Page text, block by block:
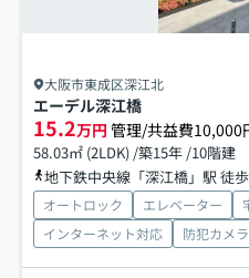
大阪市東成区深江北
エーデル深江橋
15.2万円 管理/共益費10,000
58.03㎡ (2LDK) /築15年 /10階建
地下鉄中央線「深江橋」駅 徒
オートロック エレベーター
インターネット対応
防犯カメラ